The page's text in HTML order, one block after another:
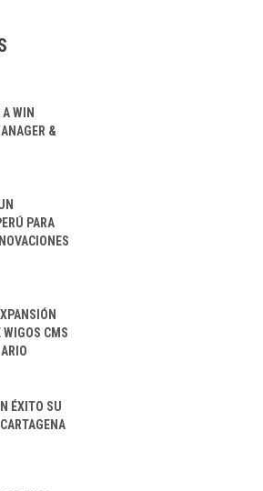
A WIN
&
PARA
WIGOS CMS
ÉXITO SU